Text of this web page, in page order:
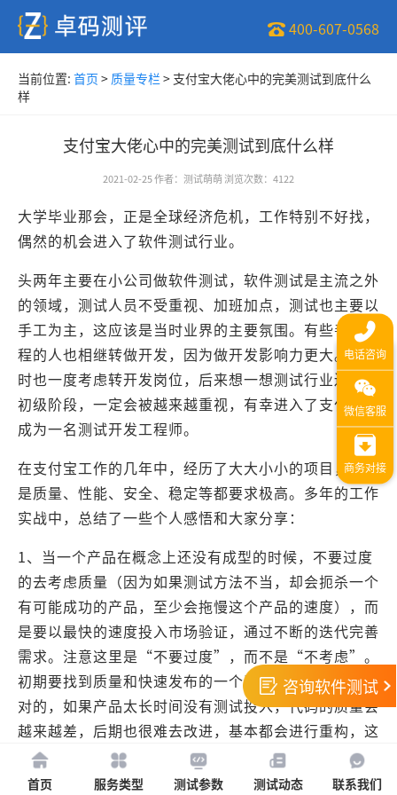
400-607-0568
当前位置: 首页 > 质量专栏 > 支付宝大佬心中的完美测试到底什么
样
支付宝大佬心中的完美测试到底什么样
2021-02-25作者： 测试萌萌浏览次数： 4122
大学毕业那会，正是全球经济危机，工作特别不好找，
偶然的机会进入了软件测试行业。
头两年主要在小公司做软件测试，软件测试是主流之外
的领域，测试人员不受重视、加班加点，测试也主要以
手工为主，这应该是当时业界的主要氛围。有些善于编
程的人也相继转做开发，因为做开发影响力更大。我当
时也一度考虑转开发岗位，后来想一想测试行业还处于
初级阶段，一定会被越来越重视，有幸进入了支付宝，
成为一名测试开发工程师。
在支付宝工作的几年中，经历了大大小小的项目，无论
是质量、性能、安全、稳定等都要求极高。多年的工作
实战中，总结了一些个人感悟和大家分享：
1、当一个产品在概念上还没有成型的时候，不要过度
的去考虑质量（因为如果测试方法不当，却会扼杀一个
有可能成功的产品，至少会拖慢这个产品的速度），而
是要以最快的速度投入市场验证，通过不断的迭代完善
需求。注意这里是“不要过度”，而不是“不考虑”。
初期要找到质量和快速发布的一个平衡点。风险总是相
对的，如果产品太长时间没有测试投入，代码的质量会
越来越差，后期也很难去改进，基本都会进行重构，这
样的质量债会拖慢产品的发布。
咨询软件测试
首页 服务类型 测试参数 测试动态 联系我们